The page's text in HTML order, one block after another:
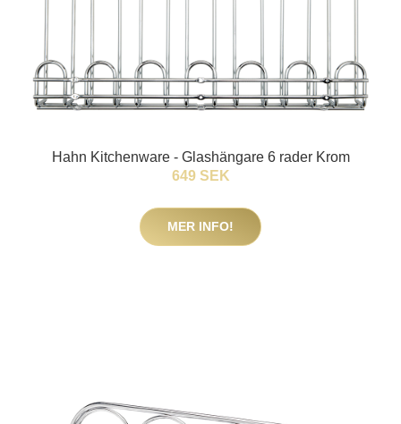
Hahn Kitchenware - Glashängare 6 rader Krom
649 SEK
MER INFO!